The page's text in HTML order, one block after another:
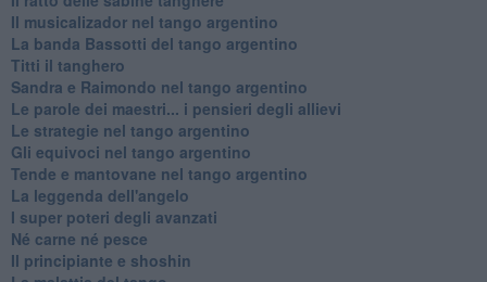
Il musicalizador nel tango argentino
La banda Bassotti del tango argentino
Titti il tanghero
Sandra e Raimondo nel tango argentino
Le parole dei maestri... i pensieri degli allievi
Le strategie nel tango argentino
Gli equivoci nel tango argentino
Tende e mantovane nel tango argentino
La leggenda dell'angelo
I super poteri degli avanzati
​Né carne né pesce
Il principiante e shoshin